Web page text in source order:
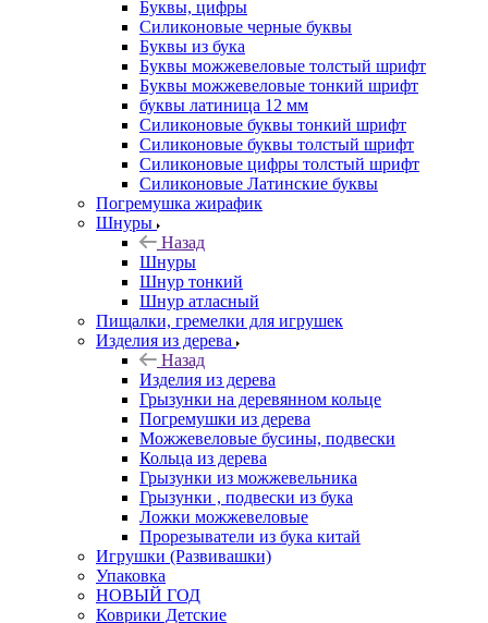
Буквы, цифры
Силиконовые черные буквы
Буквы из бука
Буквы можжевеловые толстый шрифт
Буквы можжевеловые тонкий шрифт
буквы латиница 12 мм
Силиконовые буквы тонкий шрифт
Силиконовые буквы толстый шрифт
Силиконовые цифры толстый шрифт
Силиконовые Латинские буквы
Погремушка жирафик
Шнуры
Назад
Шнуры
Шнур тонкий
Шнур атласный
Пищалки, гремелки для игрушек
Изделия из дерева
Назад
Изделия из дерева
Грызунки на деревянном кольце
Погремушки из дерева
Можжевеловые бусины, подвески
Кольца из дерева
Грызунки из можжевельника
Грызунки , подвески из бука
Ложки можжевеловые
Прорезыватели из бука китай
Игрушки (Развивашки)
Упаковка
НОВЫЙ ГОД
Коврики Детские